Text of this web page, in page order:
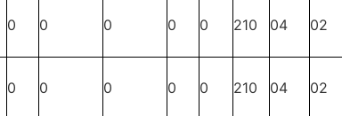
0 0 0 0 0 210 04 02
0 0 0 0 0 210 04 02